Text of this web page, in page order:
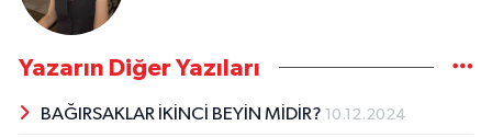
Yazarın Diğer Yazıları
BAĞIRSAKLAR İKİNCİ BEYİN MİDİR? 10.12.2024